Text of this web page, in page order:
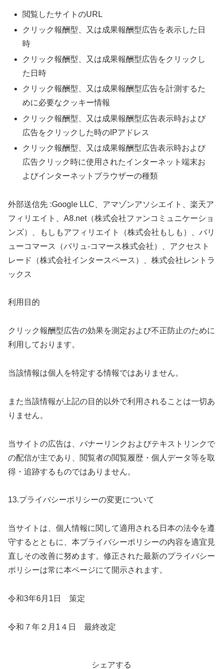
閲覧したサイトのURL
クリック報酬型、又は成果報酬型広告を表示した日
時
クリック報酬型、又は成果報酬型広告をクリックし
た日時
クリック報酬型、又は成果報酬型広告を計測するた
めに必要なクッキー情報
クリック報酬型、又は成果報酬型広告表示時および
広告をクリックした時のIPアドレス
クリック報酬型、又は成果報酬型広告表示時および
広告クリック時に使用されたインターネット端末お
よびインターネットブラウザーの種類
外部送信先 :Google LLC、アマゾンアソシエイト、楽天ア
フィリエイト、A8.net（株式会社ファンコミュニケーショ
ンズ）、もしもアフィリエイト（株式会社もしも）、バリ
ューコマース（バリュ‐コマース株式会社）、アクセスト
レード（株式会社インタースペース）、株式会社レントラ
ックス
利用目的
クリック報酬型広告の効果を測定および不正防止のために
利用しております。
当該情報は個人を特定する情報ではありません。
また当該情報が上記の目的以外で利用されることは一切あ
りません。
当サイトの広告は、バナーリンクおよびテキストリンクで
の配信が主であり、閲覧者の閲覧履歴・個人データ等を取
得・追跡するものではありません。
13.プライバシーポリシーの変更について
当サイトは、個人情報に関して適用される日本の法令を遵
守するとともに、本プライバシーポリシーの内容を適宜見
直しその改善に努めます。修正された最新のプライバシー
ポリシーは常に本ページにて開示されます。
令和3年6月1日 策定
令和７年２月1４日 最終改定
シェアする